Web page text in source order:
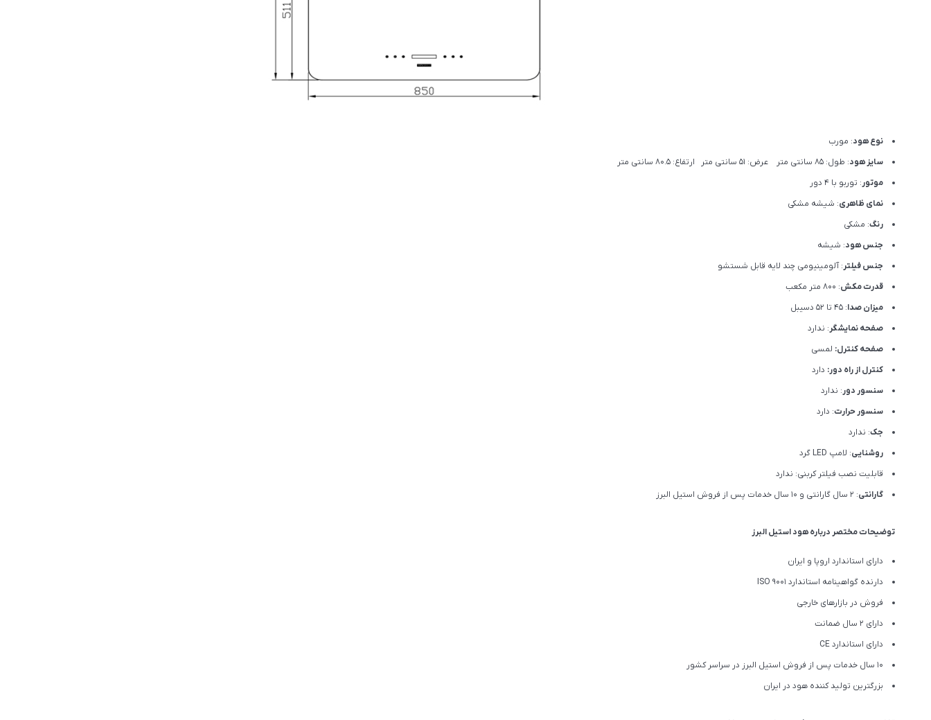
نوع هود: مورب
سایز هود: طول: 85 سانتی متر عرض: 51 سانتی متر ارتفاع: 80.5 سانتی متر
موتور: توربو با 4 دور
نمای ظاهری: شیشه مشکی
رنگ: مشکی
جنس هود: شیشه
جنس فیلتر: آلومینیومی چند لایه قابل شستشو
قدرت مکش: 800 متر مکعب
میزان صدا: 45 تا 52 دسیبل
صفحه نمایشگر: ندارد
صفحه کنترل: لمسی
کنترل از راه دور: دارد
سنسور دور: ندارد
سنسور حرارت: دارد
جک: ندارد
روشنایی: لامپ LED گرد
قابلیت نصب فیلتر کربنی: ندارد
گارانتی: 2 سال گارانتی و 10 سال خدمات پس از فروش استیل البرز
توضیحات مختصر درباره هود استیل البرز
دارای استاندارد اروپا و ایران
دارنده گواهینامه استاندارد ISO 9001
فروش در بازارهای خارجی
دارای 2 سال ضمانت
دارای استاندارد CE
10 سال خدمات پس از فروش استیل البرز در سراسر کشور
بزرگترین تولید کننده هود در ایران